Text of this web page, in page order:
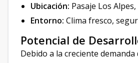
Ubicación: Pasaje Los
Entorno: Clima fresco,
Potencial de
Debido a la creciente